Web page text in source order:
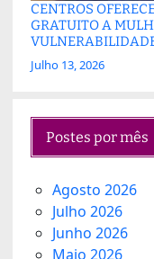
CENTROS
GRATUITO A
Julho 13, 2026
Postes por mês
Agosto 2026
Julho 2026
Junho 2026
Maio 2026